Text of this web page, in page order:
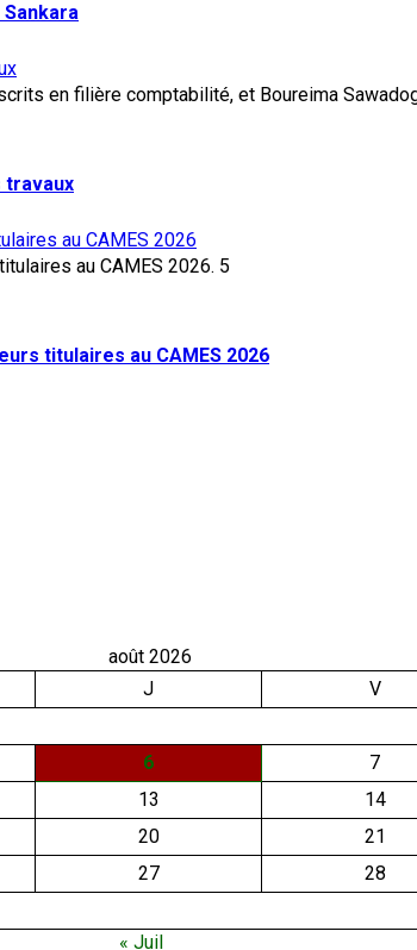
travaux
au CAMES 2026
5
titulaires au CAMES 2026
août 2026
J V
6
7
13
14
20
21
27
28
« Juil